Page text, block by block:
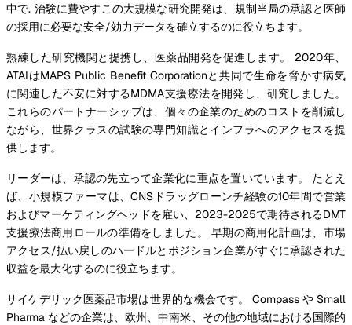
中で. 治験に費やすこの大規模な研究開発は、規制当局の承認と医師
の採用に必要な安全/効力データを確立するのに役立ちます。
熟練した研究機関と提携し、医薬品開発を促進します。 2020年、
ATAIはMAPS Public Benefit Corporationと共同で生命を脅かす病気
に関連した不安に対するMDMA支援療法を開発し、研究しました。
これらのパートナーシップは、個々の企業のためのコストを削減し
ながら、世界クラスの試験の専門知識とインフラへのアクセスを提
供します。
リーダーは、承認の先立って企業化に重点を置いています。 たとえ
ば、小規模ファーマは、CNSドラッグローンチ経験の10年間で営業
およびマーケティングヘッドを雇い、2023-2025で期待されるDMT
支援療法商用ロールの準備をしました。 早期の商用化計画は、市場
アクセス/払い戻しのハードルとポジション企業がすぐに承認された
収益を最大化するのに役立ちます。
サイケデリック医薬品市場は世界的な機会です。 Compass や Small
Pharma などの企業は、欧州、中南米、その他の地域における国際的